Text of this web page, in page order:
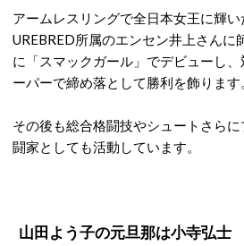
アームレスリングで全日本女王に輝
UREBRED所属のエンセン井上さんに
に「スマックガール」でデビューし
ーパーで締め落として勝利を飾ります
その後も総合格闘技やシュートさら
闘家としても活動しています。
山田よう子の元旦那は小寺弘士